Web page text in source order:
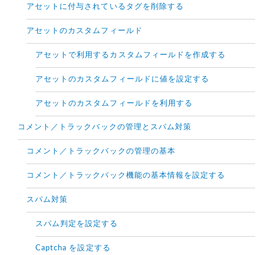
アセットに付与されているタグを削除する
アセットのカスタムフィールド
アセットで利用するカスタムフィールドを作成する
アセットのカスタムフィールドに値を設定する
アセットのカスタムフィールドを利用する
コメント／トラックバックの管理とスパム対策
コメント／トラックバックの管理の基本
コメント／トラックバック機能の基本情報を設定する
スパム対策
スパム判定を設定する
Captcha を設定する